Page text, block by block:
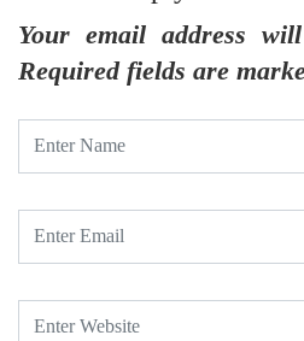
Your email address
Required fields are